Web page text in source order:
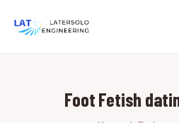
Foot Fetish
HOME